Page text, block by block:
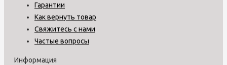
Гарантии
Как вернуть товар
Свяжитесь с нами
Частые вопросы
Информация